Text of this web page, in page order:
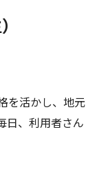
を活かし、地元
日、利用者さん